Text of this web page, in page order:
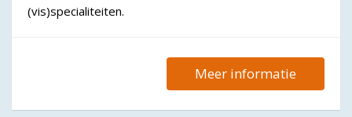
(vis)specialiteiten.
Meer informatie